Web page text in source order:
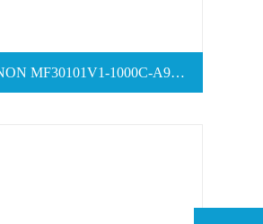
建准SUNON MF30101V1-1000C-A99 轴流风扇